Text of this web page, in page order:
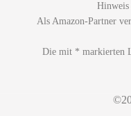
Als Amazon-Partner
Die mit * markierten